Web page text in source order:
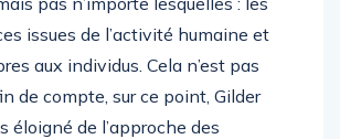
issues de l’activité humaine et
aux individus. Cela n’est pas
de compte, sur ce point, Gilder
éloigné de l’approche des